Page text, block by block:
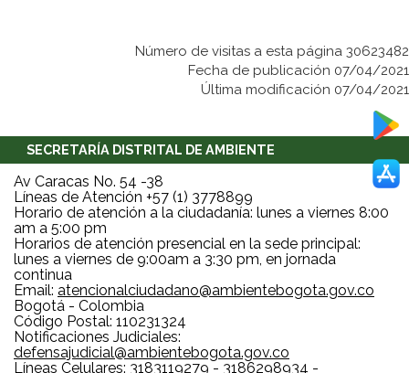
Número de visitas a esta página 30623482
Fecha de publicación 07/04/2021
Última modificación 07/04/2021
SECRETARÍA DISTRITAL DE AMBIENTE
Av Caracas No. 54 -38
Líneas de Atención +57 (1) 3778899
Horario de atención a la ciudadanía: lunes a viernes 8:00
am a 5:00 pm
Horarios de atención presencial en la sede principal:
lunes a viernes de 9:00am a 3:30 pm, en jornada
continua
Email: atencionalciudadano@ambientebogota.gov.co
Bogotá - Colombia
Código Postal: 110231324
Notificaciones Judiciales:
defensajudicial@ambientebogota.gov.co
Líneas Celulares: 3183119279 - 3186298934 -